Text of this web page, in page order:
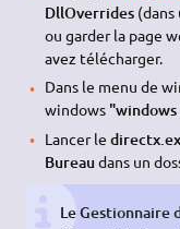
DllOverrides(dans
ou garder la page
avez télécharger.
Dans le menu de
windows
Lancer le
Bureau dans un
Le Gestionnaire